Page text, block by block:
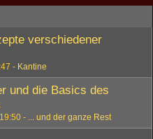
verschiedener
Kantine
und die Basics des
... und der ganze Rest